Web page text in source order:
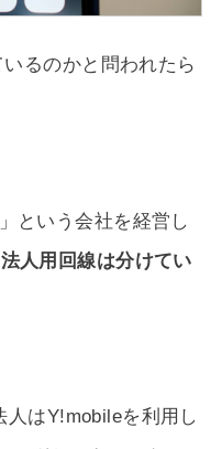
るのかと問われたら
」という会社を経営し
人用回線は分けてい
はY!mobileを利用し